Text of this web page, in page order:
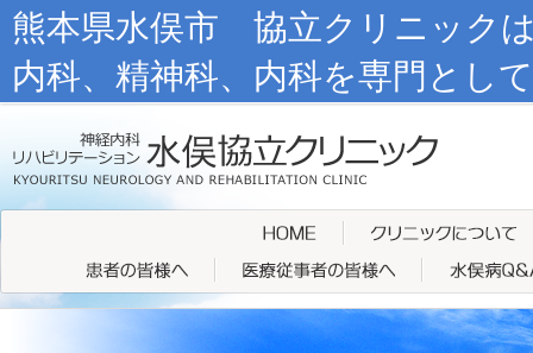
熊本県水俣市 協立クリニック
内科、精神科、内科を専門とし